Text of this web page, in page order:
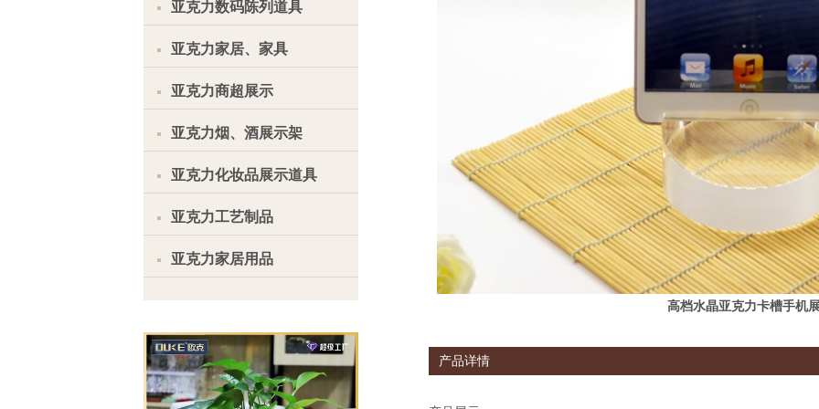
亚克力数码陈列道具
亚克力家居、家具
亚克力商超展示
亚克力烟、酒展示架
亚克力化妆品展示道具
亚克力工艺制品
亚克力家居用品
高档水晶亚克力卡槽手机
产品详情